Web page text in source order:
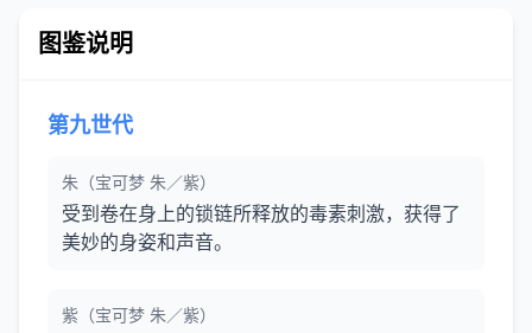
图鉴说明
第九世代
朱（宝可梦 朱／紫）
受到卷在身上的锁链所释放的毒素刺激，获得了
美妙的身姿和声音。
紫（宝可梦 朱／紫）